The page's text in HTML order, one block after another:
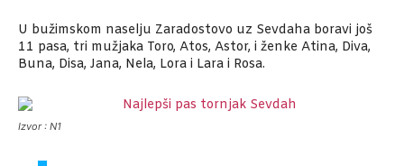
U bužimskom naselju Zaradostovo uz Sevdaha boravi još
11 pasa, tri mužjaka Toro, Atos, Astor, i ženke Atina, Diva,
Buna, Disa, Jana, Nela, Lora i Lara i Rosa.
Izvor : N1